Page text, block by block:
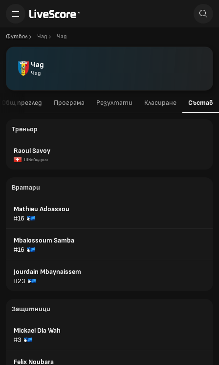
Футбол Чад Чад
Чад
Чад
Общ преглед Програма Резултати Класиране Състав
Треньор
Raoul Savoy
Швейцария
Вратари
Mathieu Adoassou
#16
Mbaiossoum Samba
#16
Jourdain Mbaynaissem
#23
Защитници
Mickael Dia Wah
#3
Felix Noubara